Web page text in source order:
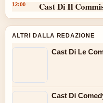
12:00 Cast Di Il
ALTRI DALLA REDAZIONE
Cast Di Le
Cast Di